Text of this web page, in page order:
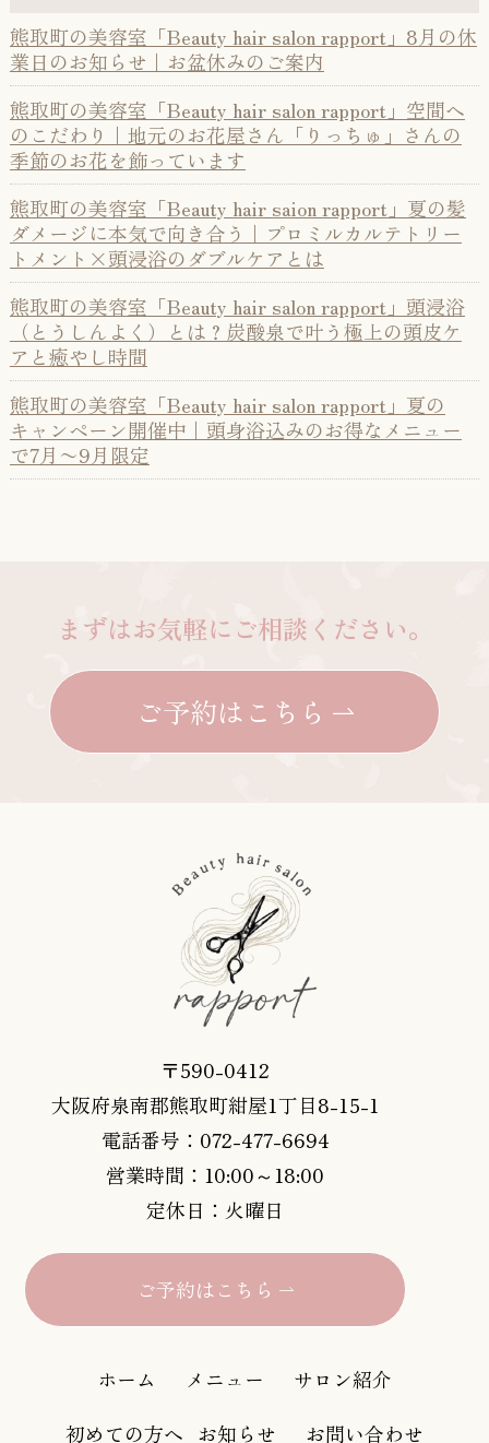
熊取町の美容室「Beauty hair salon rapport」8月の休
業日のお知らせ｜お盆休みのご案内
熊取町の美容室「Beauty hair salon rapport」空間へ
のこだわり｜地元のお花屋さん「りっちゅ」さんの
季節のお花を飾っています
熊取町の美容室「Beauty hair saion rapport」夏の髪
ダメージに本気で向き合う｜プロミルカルテトリー
トメント×頭浸浴のダブルケアとは
熊取町の美容室「Beauty hair salon rapport」頭浸浴
（とうしんよく）とは？炭酸泉で叶う極上の頭皮ケ
アと癒やし時間
熊取町の美容室「Beauty hair salon rapport」夏の
キャンペーン開催中｜頭身浴込みのお得なメニュー
で7月〜9月限定
まずはお気軽にご相談ください。
ご予約はこちら
〒590-0412
大阪府泉南郡熊取町紺屋1丁目8-15-1
電話番号：072-477-6694
営業時間：10:00～18:00
定休日：火曜日
ご予約はこちら
ホーム メニュー
サロン紹介
初めての方へ お知らせ お問い合わせ